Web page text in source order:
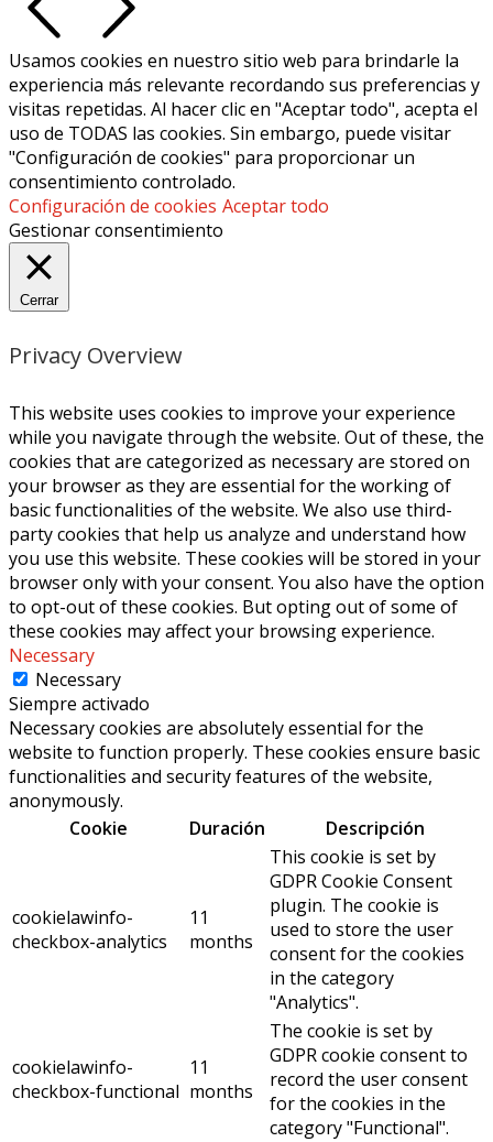
Usamos cookies en nuestro sitio web para brindarle la
experiencia más relevante recordando sus preferencias y
visitas repetidas. Al hacer clic en "Aceptar todo", acepta el
uso de TODAS las cookies. Sin embargo, puede visitar
"Configuración de cookies" para proporcionar un
consentimiento controlado.
Configuración de cookies Aceptar todo
Gestionar consentimiento
Cerrar
Privacy Overview
This website uses cookies to improve your experience
while you navigate through the website. Out of these, the
cookies that are categorized as necessary are stored on
your browser as they are essential for the working of
basic functionalities of the website. We also use third-
party cookies that help us analyze and understand how
you use this website. These cookies will be stored in your
browser only with your consent. You also have the option
to opt-out of these cookies. But opting out of some of
these cookies may affect your browsing experience.
Necessary
Necessary
Siempre activado
Necessary cookies are absolutely essential for the
website to function properly. These cookies ensure basic
functionalities and security features of the website,
anonymously.
Cookie
Duración Descripción
cookielawinfo-
checkbox-analytics
11
months
This cookie is set by
GDPR Cookie Consent
plugin. The cookie is
used to store the user
consent for the cookies
in the category
"Analytics".
cookielawinfo-
checkbox-functional
11
months
The cookie is set by
GDPR cookie consent to
record the user consent
for the cookies in the
category "Functional".